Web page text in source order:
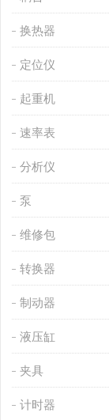
换热器
定位仪
起重机
速率表
分析仪
泵
维修包
转换器
制动器
液压缸
夹具
计时器